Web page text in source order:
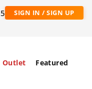
SIGN IN / SIGN UP
Outlet Featured